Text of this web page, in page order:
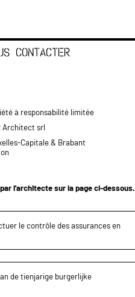
CONTACTER
à responsabilité limitée
Architect srl
Capitale & Brabant
l'architecte sur la page ci-dessous.
le contrôle des assurances en
de tienjarige burgerlijke